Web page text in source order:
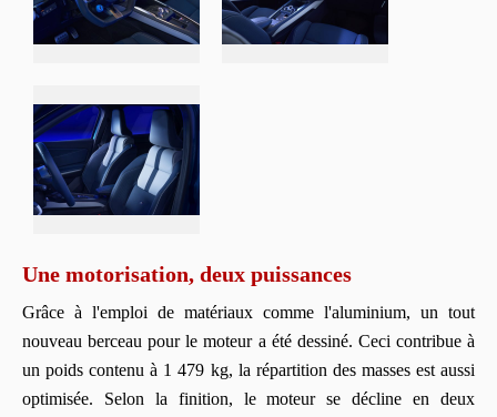
Une motorisation, deux puissances
Grâce à l'emploi de matériaux comme l'aluminium, un tout
nouveau berceau pour le moteur a été dessiné. Ceci contribue à
un poids contenu à 1 479 kg, la répartition des masses est aussi
optimisée. Selon la finition, le moteur se décline en deux